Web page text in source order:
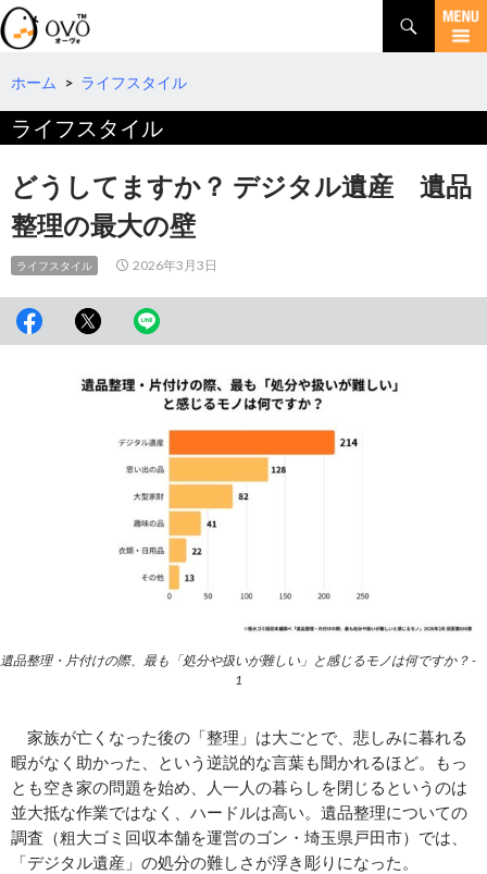
検
索
コ
テ
ツ
へ
ホーム > ライフスタイル
ライフスタイル
どうしてますか？ デジタル遺産 遺品
整理の最大の壁
ライフスタイル 2026年3月3日
遺品整理・片付けの際、最も「処分や扱いが難しい」と感じるモノは何ですか？ -
1
家族が亡くなった後の「整理」は大ごとで、悲しみに暮れる
暇がなく助かった、という逆説的な言葉も聞かれるほど。もっ
とも空き家の問題を始め、人一人の暮らしを閉じるというのは
並大抵な作業ではなく、ハードルは高い。遺品整理についての
調査（粗大ゴミ回収本舗を運営のゴン・埼玉県戸田市）では、
「デジタル遺産」の処分の難しさが浮き彫りになった。